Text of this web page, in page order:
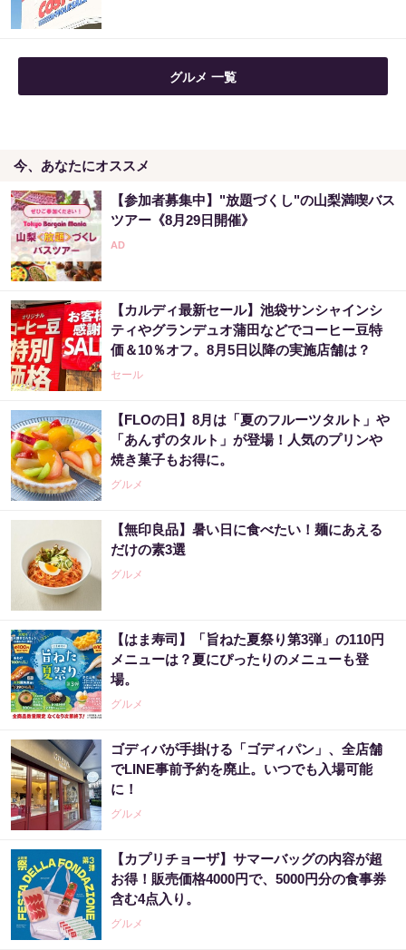
グルメ 一覧
今、あなたにオススメ
【参加者募集中】"放題づくし"の山梨満喫バス
ツアー《8月29日開催》
【カルディ最新セール】池袋サンシャインシ
ティやグランデュオ蒲田などでコーヒー豆特
価＆10％オフ。8月5日以降の実施店舗は？
セール
【FLOの日】8月は「夏のフルーツタルト」や
「あんずのタルト」が登場！人気のプリンや
焼き菓子もお得に。
グルメ
【無印良品】暑い日に食べたい！麺にあえる
だけの素3選
グルメ
【はま寿司】「旨ねた夏祭り第3弾」の110円
メニューは？夏にぴったりのメニューも登
場。
グルメ
ゴディバが手掛ける「ゴディパン」、全店舗
でLINE事前予約を廃止。いつでも入場可能
に！
グルメ
【カプリチョーザ】サマーバッグの内容が超
お得！販売価格4000円で、5000円分の食事券
含む4点入り。
グルメ